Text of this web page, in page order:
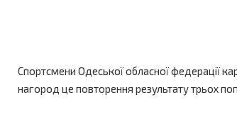
Спортсмени Одеської обласної федерації
нагород це повторення результату трьох